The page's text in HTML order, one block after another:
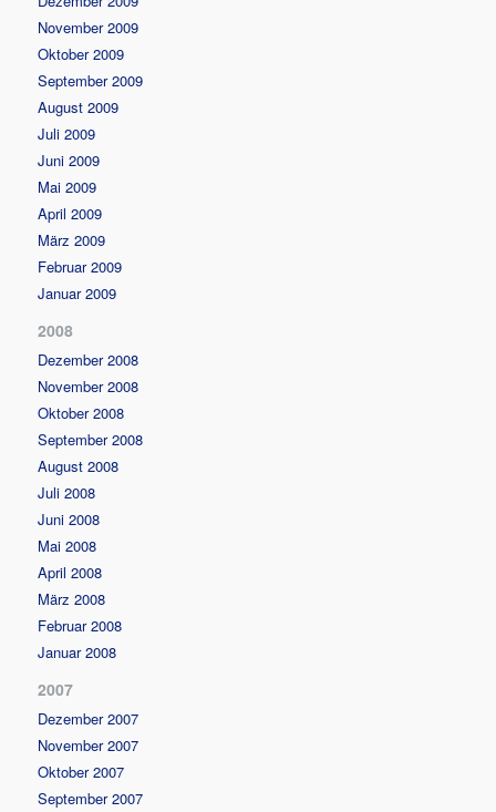
November 2009
Oktober 2009
September 2009
August 2009
Juli 2009
Juni 2009
Mai 2009
April 2009
März 2009
Februar 2009
Januar 2009
2008
Dezember 2008
November 2008
Oktober 2008
September 2008
August 2008
Juli 2008
Juni 2008
Mai 2008
April 2008
März 2008
Februar 2008
Januar 2008
2007
Dezember 2007
November 2007
Oktober 2007
September 2007